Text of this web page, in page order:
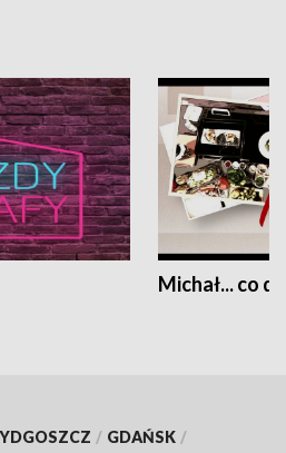
Michał... co
/ GDAŃSK /